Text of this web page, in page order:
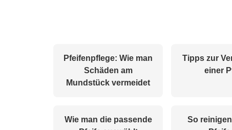
Pfeifenpflege: Wie man
Schäden am
Mundstück vermeidet
Tipps zur
einer
Wie man die passende
So